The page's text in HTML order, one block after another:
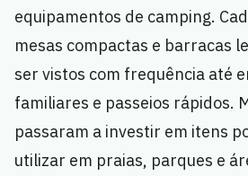
equipamentos de camping.
mesas compactas e barracas
ser vistos com frequência até
familiares e passeios rápidos.
passaram a investir em itens
utilizar em praias, parques e